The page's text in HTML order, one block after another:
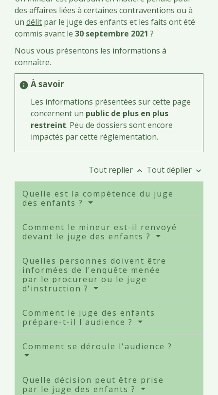
des affaires liées à certaines contraventions ou à
un délit par le juge des enfants et les faits ont été
commis avant le 30 septembre 2021 ?
Nous vous présentons les informations à
connaître.
info À savoir
Les informations présentées sur cette page
concernent un public de plus en plus
restreint. Peu de dossiers sont encore
impactés par cette réglementation.
Tout replier keyboard_arrow_up Tout déplier keyboard_arrow_down
Quelle est la compétence du juge
des enfants ?
Comment le mineur est-il renvoyé
devant le juge des enfants ?
Quelles personnes doivent être
informées de l'enquête menée
par le procureur ou le juge
d'instruction ?
Comment le juge des enfants
prépare-t-il l'audience ?
Comment se déroule l'audience ?
Quelle décision peut être prise
par le juge des enfants ?